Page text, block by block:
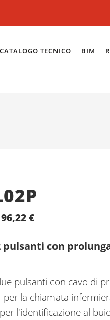
CATALOGO TECNICO BIM
€
pulsanti con
pulsanti con cavo di
per la chiamata
l'identificazione al